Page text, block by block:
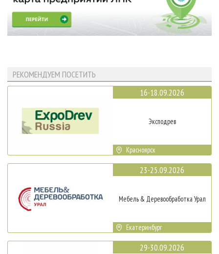
РЕКОМЕНДУЕМ ПОСЕТИТЬ
16-18.09.2026
Эксподрев
Красноярск
23-25.09.2026
Мебель & Деревообработка Урал
Екатеринбург
29-30.09.2026